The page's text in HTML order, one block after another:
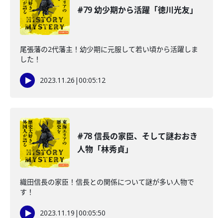
#79 幼少期から活躍「徳川光友」
尾張藩の2代藩主！幼少期に元服して若い頃から活躍しま
した！
2023.11.26 |00:05:12
#78 信長の家臣、そして謎おおき
人物「林秀貞」
織田信長の家臣！信長との関係について謎が多い人物で
す！
2023.11.19 |00:05:50